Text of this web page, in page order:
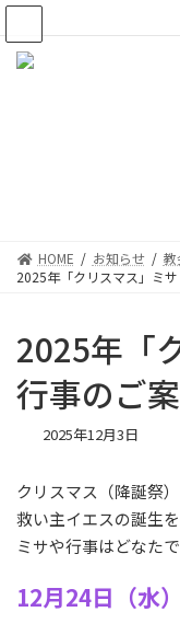
コ
ン
ナ
ビ
HOME お知らせ
教
2025年「クリスマス」ミ
2025年「
行事のご
2025年12月3日
クリスマス（降誕祭
救い主イエスの誕生
ミサや行事はどなた
12月24日（水）